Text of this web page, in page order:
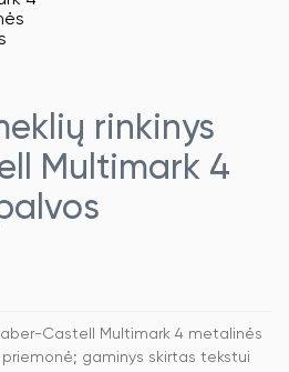
rinkinys
Multimark 4
Castell Multimark 4 metalinės
gaminys skirtas tekstui